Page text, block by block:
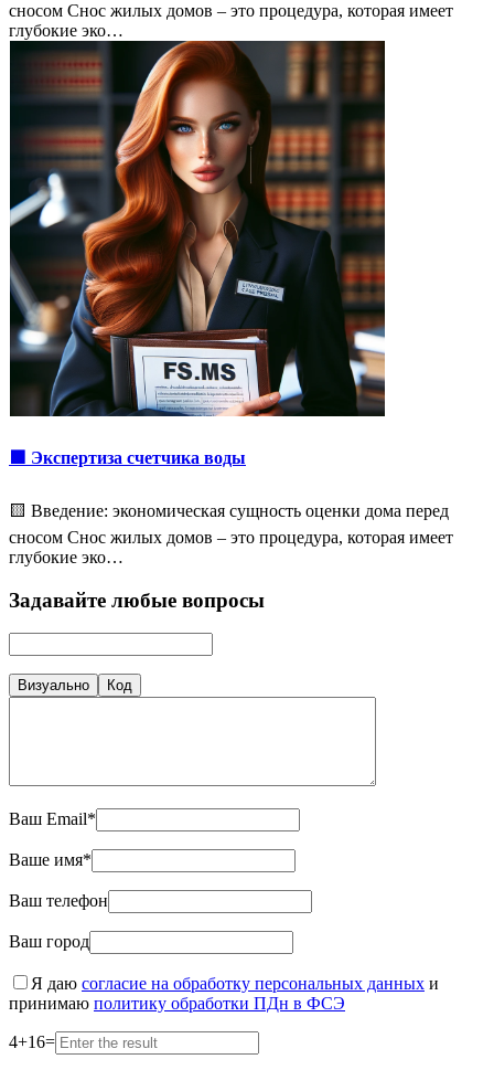
сносом Снос жилых домов – это процедура, которая имеет
глубокие эко…
🟩 Экспертиза счетчика воды
🟨 Введение: экономическая сущность оценки дома перед
сносом Снос жилых домов – это процедура, которая имеет
глубокие эко…
Задавайте любые вопросы
Визуально Код
Ваш Email*
Ваше имя*
Ваш телефон
Ваш город
Я даю согласие на обработку персональных данных и
принимаю политику обработки ПДн в ФСЭ
4+16=